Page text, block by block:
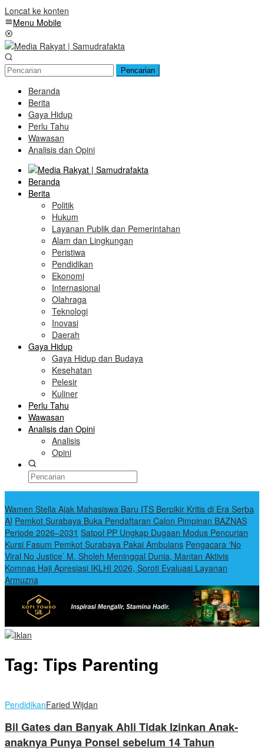
Loncat ke konten
Menu Mobile
Pencarian
Beranda
Berita
Gaya Hidup
Perlu Tahu
Wawasan
Analisis dan Opini
Beranda
Berita
Politik
Hukum
Layanan Publik dan Pemerintahan
Alam dan Lingkungan
Peristiwa
Pendidikan
Ekonomi
Internasional
Olahraga
Teknologi
Inovasi
Daerah
Gaya Hidup
Gaya Hidup dan Budaya
Kesehatan
Pelesir
Kuliner
Perlu Tahu
Wawasan
Analisis dan Opini
Analisis
Opini
Wamen Stella Ajak Mahasiswa Baru ITS Berpikir Kritis di Era Serba
AI Pemkot Surabaya Buka Pendaftaran Calon Pimpinan BAZNAS
Periode 2026–2031 Satpol PP Ungkap Dugaan Modus Pencurian
Kursi Fasum Pemkot Surabaya Pakai Ambulans Pengacara ‘No
Viral No Justice’ M. Sholeh Meninggal Dunia, Mantan Aktivis
Komnas Haji Apresiasi IKLHI 2026, Soroti Evaluasi Layanan
Armuzna
Tag: Tips Parenting
PendidikanFaried Wijdan
Bil Gates dan Banyak Ahli Tidak Izinkan Anak-
anaknya Punya Ponsel sebelum 14 Tahun